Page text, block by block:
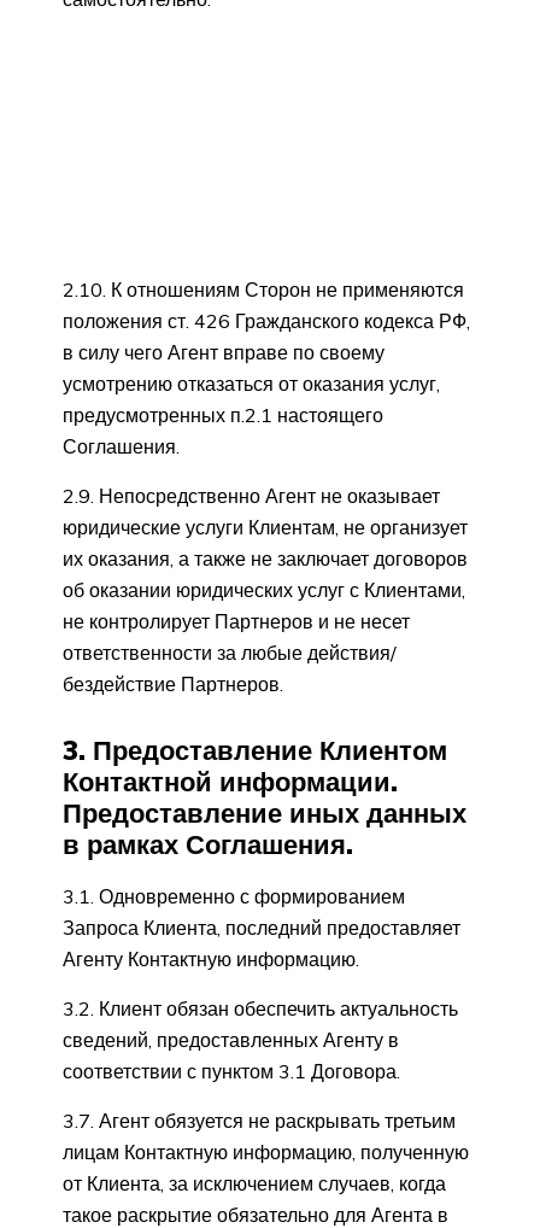
2.10. К отношениям Сторон не применяются
положения ст. 426 Гражданского кодекса РФ,
в силу чего Агент вправе по своему
усмотрению отказаться от оказания услуг,
предусмотренных п.2.1 настоящего
Соглашения.
2.9. Непосредственно Агент не оказывает
юридические услуги Клиентам, не организует
их оказания, а также не заключает договоров
об оказании юридических услуг с Клиентами,
не контролирует Партнеров и не несет
ответственности за любые действия/
бездействие Партнеров.
3. Предоставление Клиентом
Контактной информации.
Предоставление иных данных
в рамках Соглашения.
3.1. Одновременно с формированием
Запроса Клиента, последний предоставляет
Агенту Контактную информацию.
3.2. Клиент обязан обеспечить актуальность
сведений, предоставленных Агенту в
соответствии с пунктом 3.1 Договора.
3.7. Агент обязуется не раскрывать третьим
лицам Контактную информацию, полученную
от Клиента, за исключением случаев, когда
такое раскрытие обязательно для Агента в